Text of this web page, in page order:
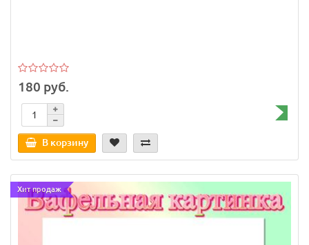
180 руб.
В корзину
Хит продаж